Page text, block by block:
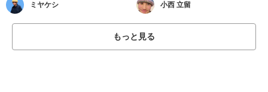
ミヤケシ 小西 立留
もっと見る